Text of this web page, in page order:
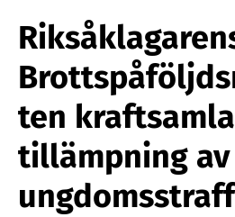
ten
tillämpning av
ungdomsstraff